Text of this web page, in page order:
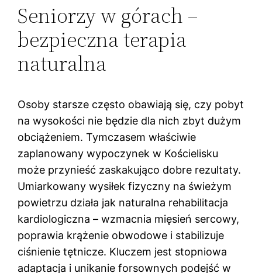
Seniorzy w górach –
bezpieczna terapia
naturalna
Osoby starsze często obawiają się, czy pobyt
na wysokości nie będzie dla nich zbyt dużym
obciążeniem. Tymczasem właściwie
zaplanowany wypoczynek w Kościelisku
może przynieść zaskakująco dobre rezultaty.
Umiarkowany wysiłek fizyczny na świeżym
powietrzu działa jak naturalna rehabilitacja
kardiologiczna – wzmacnia mięsień sercowy,
poprawia krążenie obwodowe i stabilizuje
ciśnienie tętnicze. Kluczem jest stopniowa
adaptacja i unikanie forsownych podejść w